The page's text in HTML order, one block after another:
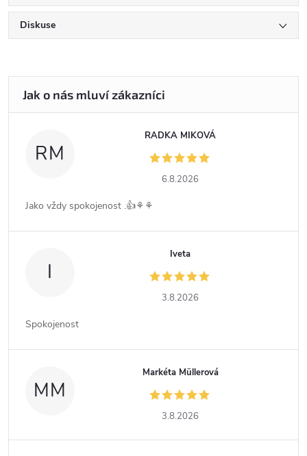
Diskuse
RM
RADKA MIKOVÁ
6.8.2026
Jako vždy spokojenost .👍⚘️⚘️
I
Iveta
3.8.2026
Spokojenost
MM
Markéta Müllerová
3.8.2026